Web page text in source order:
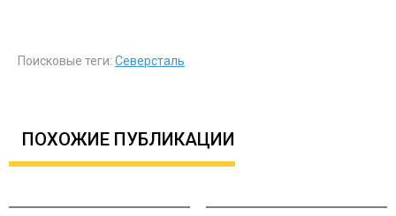
Поисковые теги: Северсталь
ПОХОЖИЕ ПУБЛИКАЦИИ